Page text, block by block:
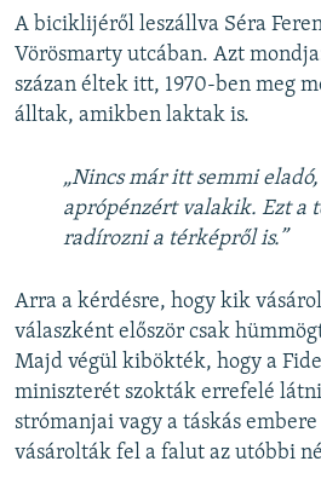
A biciklijéről leszállva Séra
Vörösmarty utcában. Azt
százan éltek itt, 1970-ben meg
álltak, amikben laktak is.
„Nincs már itt semmi
aprópénzért valakik. Ezt a
radírozni a térképről is.”
Arra a kérdésre, hogy kik
válaszként először csak
Majd végül kibökték, hogy a
miniszterét szokták errefelé
strómanjai vagy a táskás
vásárolták fel a falut az utóbbi